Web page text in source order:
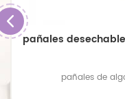
pañales
pañales de